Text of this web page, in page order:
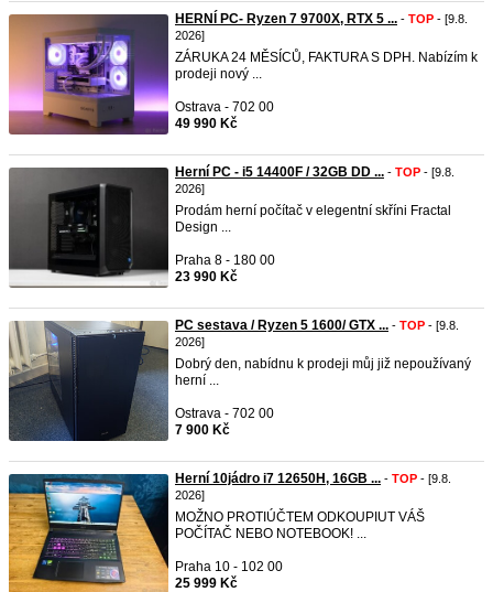
HERNÍ PC- Ryzen 7 9700X, RTX 5 ... - TOP - [9.8.
2026]
ZÁRUKA 24 MĚSÍCŮ, FAKTURA S DPH. Nabízím k
prodeji nový ...
Ostrava - 702 00
49 990 Kč
Herní PC - i5 14400F / 32GB DD ... - TOP - [9.8.
2026]
Prodám herní počítač v elegentní skříni Fractal
Design ...
Praha 8 - 180 00
23 990 Kč
PC sestava / Ryzen 5 1600/ GTX ... - TOP - [9.8.
2026]
Dobrý den, nabídnu k prodeji můj již nepoužívaný
herní ...
Ostrava - 702 00
7 900 Kč
Herní 10jádro i7 12650H, 16GB ... - TOP - [9.8.
2026]
MOŽNO PROTIÚČTEM ODKOUPIUT VÁŠ
POČÍTAČ NEBO NOTEBOOK! ...
Praha 10 - 102 00
25 999 Kč